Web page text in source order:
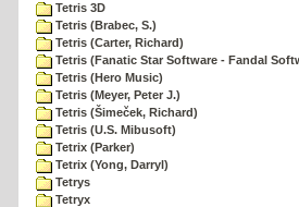
Tetris 3D
Tetris (Brabec, S.)
Tetris (Carter, Richard)
Tetris (Fanatic Star Software - Fandal
Tetris (Hero Music)
Tetris (Meyer, Peter J.)
Tetris (Šimeček, Richard)
Tetris (U.S. Mibusoft)
Tetrix (Parker)
Tetrix (Yong, Darryl)
Tetrys
Tetryx